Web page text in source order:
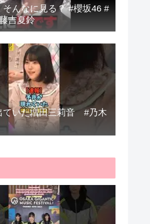
そんなに見る？ #櫻坂46 #
吉夏鈴
ていた増田三莉音 #乃木